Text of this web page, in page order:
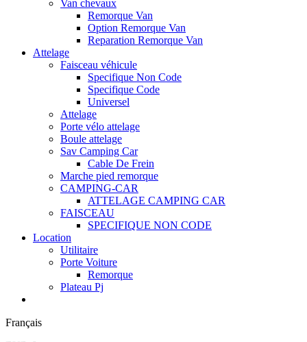
Van chevaux
Remorque Van
Option Remorque Van
Reparation Remorque Van
Attelage
Faisceau véhicule
Specifique Non Code
Specifique Code
Universel
Attelage
Porte vélo attelage
Boule attelage
Sav Camping Car
Cable De Frein
Marche pied remorque
CAMPING-CAR
ATTELAGE CAMPING CAR
FAISCEAU
SPECIFIQUE NON CODE
Location
Utilitaire
Porte Voiture
Remorque
Plateau Pj
Français